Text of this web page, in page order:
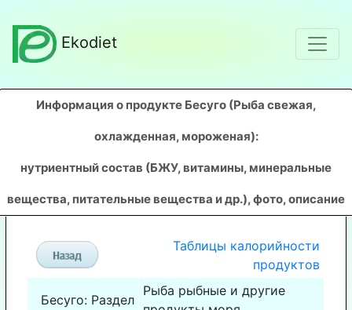
Ekodiet
Информация о продукте Бесуго (Рыба свежая,
охлажденная, мороженая):
нутриентный состав (БЖУ, витамины, минеральные
вещества, питательные вещества и др.), фото, описание
Таблицы калорийности
продуктов
Бесуго: Раздел
Рыба рыбные и другие